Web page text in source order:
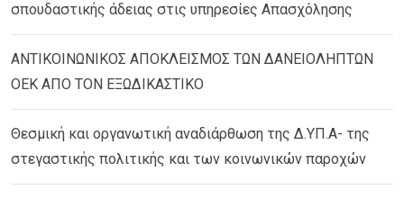
σπουδαστικής άδειας στις υπηρεσίες Απασχόλησης
ΑΝΤΙΚΟΙΝΩΝΙΚΟΣ ΑΠΟΚΛΕΙΣΜΟΣ ΤΩΝ ΔΑΝΕΙΟΛΗΠΤΩΝ
ΟΕΚ ΑΠΟ ΤΟΝ ΕΞΩΔΙΚΑΣΤΙΚΟ
Θεσμική και οργανωτική αναδιάρθωση της Δ.ΥΠ.Α- της
στεγαστικής πολιτικής και των κοινωνικών παροχών